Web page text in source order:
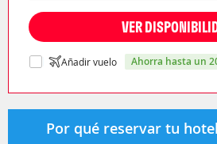
VER
Añadir vuelo ahorra hasta un
Por qué reservar tu